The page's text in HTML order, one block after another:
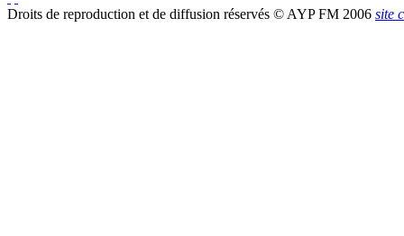
Droits de reproduction et de diffusion réservés © AYP FM 2006 site